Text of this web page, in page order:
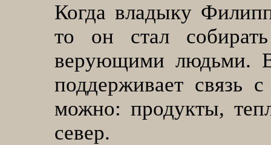
Когда владыку
то он стал
верующими людьми.
поддерживает связь
можно: продукты,
север.